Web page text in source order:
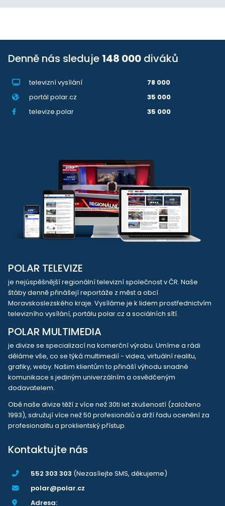
Denně nás sleduje 148 000 diváků
televizní vysílání
78 000
portál polar.cz
35 000
televize.polar
35 000
POLAR TELEVIZE
je nejúspěšnější regionální televizní společnost v ČR. Naše
štáby denně přinášejí reportáže z měst a obcí
Moravskoslezského kraje. Vysíláme je k lidem prostřednictvím
televizního vysílání, portálu polar.cz a sociálních sítí.
POLAR MULTIMEDIA
je divize se specializací na komerční výrobu. Umíme a rádi
děláme vše, co se týká multimedií - videa, virtuální realitu,
grafiky, weby. Našim klientům to přináší výhodu snadné
komunikace s jediným univerzálním a osvědčeným
dodavatelem.
Obě naše divize těží z více než 30ti let zkušeností (založeno
1993), sdružují více než 50 profesionálů a drží řadu ocenění za
profesionalitu a proklientský přístup.
Kontaktujte nás
552 303 303 (Nezasílejte SMS, děkujeme)
polar@polar.cz
Adresa: